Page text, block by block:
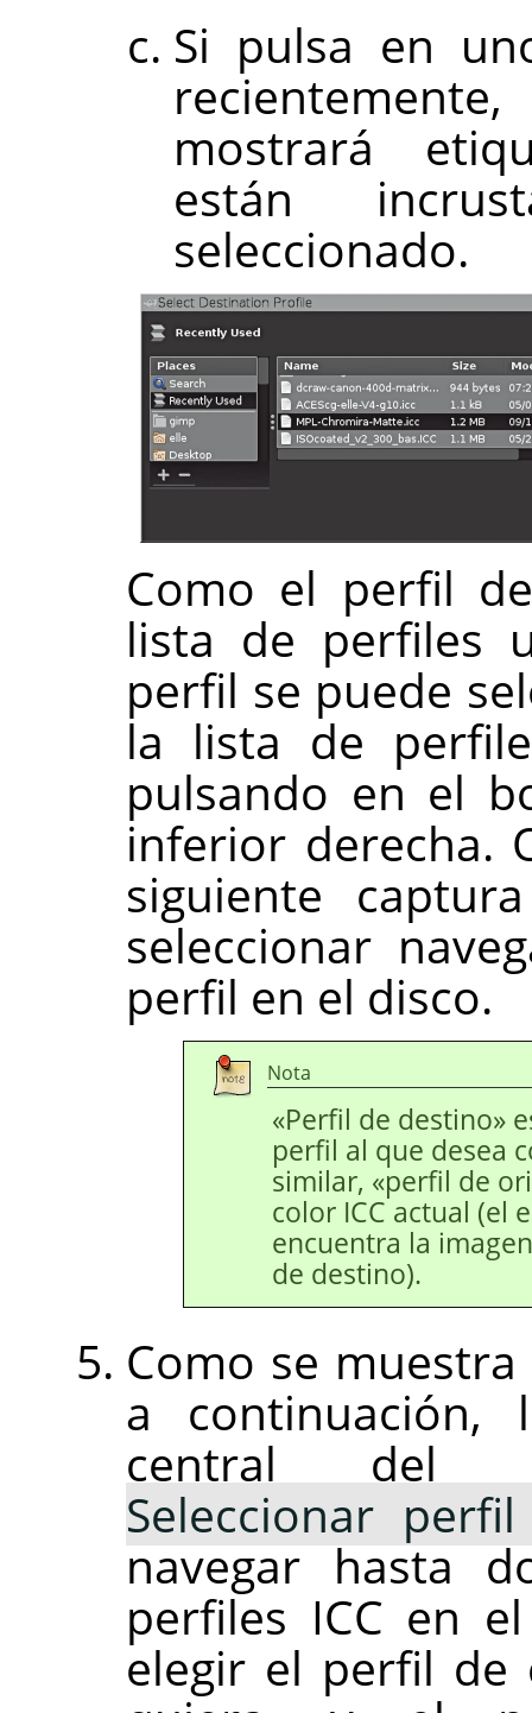
Si pulsa en
mostrará
están
seleccionado.
Como el perfil
lista de perfiles
perfil se puede
la lista de
pulsando en el
inferior derecha.
siguiente
seleccionar
perfil en el disco.
Nota
«Perfil de destino»
perfil al que desea
similar, «perfil de
color ICC actual (el
encuentra la
de destino).
Como se
a continuación,
central del
Seleccionar
navegar hasta
perfiles ICC en
elegir el perfil de